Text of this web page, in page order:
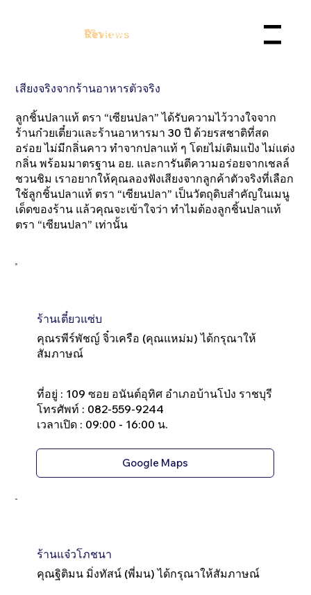
Reviews
30 ปีรีวิวสินค้า
Menu
เสียงจริงจากร้านอาหารตัวจริง
ลูกชิ้นปลาแท้ ตรา “เซียนปลา” ได้รับความไว้วางใจจาก
ร้านก๋วยเตี๋ยวและร้านอาหารมา 30 ปี ด้วยรสชาติที่สด
อร่อย ไม่มีกลิ่นคาว ทำจากปลาแท้ ๆ โดยไม่เติมแป้ง ไม่แต่ง
กลิ่น พร้อมมาตรฐาน อย. และการันตีความอร่อยจากเชลล์
ชวนชิม เราอยากให้คุณลองฟังเสียงจากลูกค้าตัวจริงที่เลือก
ใช้ลูกชิ้นปลาแท้ ตรา “เซียนปลา” เป็นวัตถุดิบสำคัญในเมนู
เด็ดของร้าน แล้วคุณจะเข้าใจว่า ทำไมต้องลูกชิ้นปลาแท้
ตรา “เซียนปลา” เท่านั้น
ร้านเตี๋ยวแซ่บ
คุณรพีร์พัชญ์ จิ๋วเครือ (คุณแหม่ม) ได้กรุณาให้
สัมภาษณ์
ที่อยู่ : 109 ซอย อนันต์อุทิศ อำเภอบ้านโป่ง ราชบุรี
โทรศัพท์ : 082-559-9244
เวลาเปิด : 09:00 - 16:00 น.
Google Maps
ร้านแจ๋วโภชนา
คุณฐิติมน มิ่งทัสน์ (พี่มน)​ ได้กรุณาให้สัมภาษณ์